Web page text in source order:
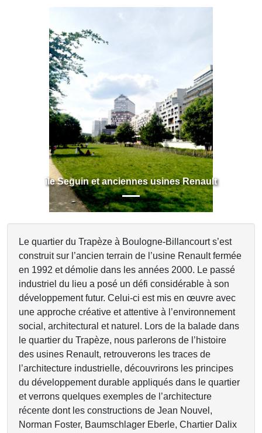
île Seguin et anciennes usines Renault
Previous
Le quartier du Trapèze à Boulogne-Billancourt s’est
construit sur l’ancien terrain de l’usine Renault fermée
en 1992 et démolie dans les années 2000. Le passé
industriel du lieu a posé un défi considérable à son
développement futur. Celui-ci est mis en œuvre avec
une approche créative et attentive à l’environnement
social, architectural et naturel. Lors de la balade dans
le quartier du Trapèze, nous parlerons de l’histoire
des usines Renault, retrouverons les traces de
l’architecture industrielle, découvrirons les principes
du développement durable appliqués dans le quartier
et verrons quelques exemples de l’architecture
récente dont les constructions de Jean Nouvel,
Norman Foster, Baumschlager Eberle, Chartier Dalix